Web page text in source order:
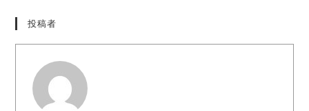
投稿者